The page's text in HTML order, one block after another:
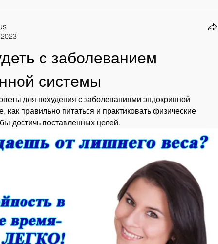
с заболеванием
системы
для похудения с заболеваниями эндокринной
как правильно питаться и практиковать физические
достичь поставленных целей.